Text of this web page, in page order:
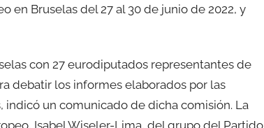
en Bruselas del 27 al 30 de junio de 2022, y
con 27 eurodiputados representantes de
debatir los informes elaborados por las
indicó un comunicado de dicha comisión. La